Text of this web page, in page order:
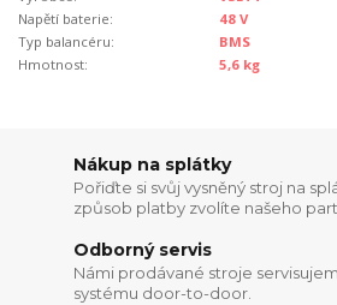
Napětí baterie:
48 V
Typ balancéru:
BMS
Hmotnost:
5,6 kg
Nákup na splátky
Pořiďte si svůj vysněný stroj na
způsob platby zvolíte našeho
Odborný servis
Námi prodávané stroje
systému door-to-door.